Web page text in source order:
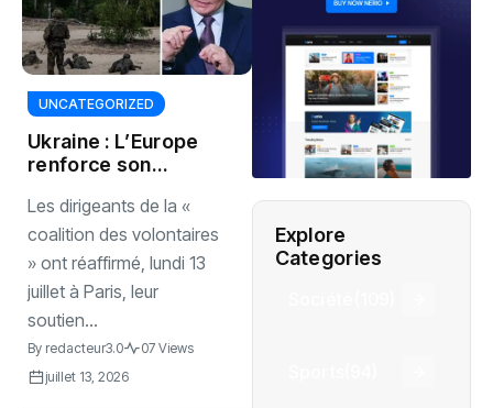
UNCATEGORIZED
Ukraine : L’Europe
renforce son
malgré les
critiques russes
persistantes
Les dirigeants de la «
coalition des volontaires
» ont réaffirmé, lundi 13
juillet à Paris, leur
soutien...
By redacteur3.0
07 Views
juillet 13, 2026
Explore
Categories